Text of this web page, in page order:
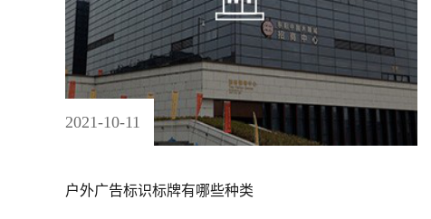
户外广告标识标牌有哪些种类
2021-10-11